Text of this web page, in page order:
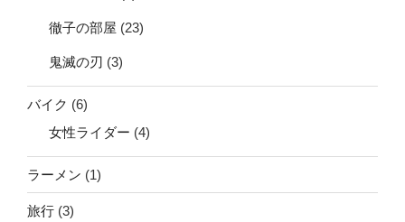
徹子の部屋 (23)
鬼滅の刃 (3)
バイク (6)
女性ライダー (4)
ラーメン (1)
旅行 (3)